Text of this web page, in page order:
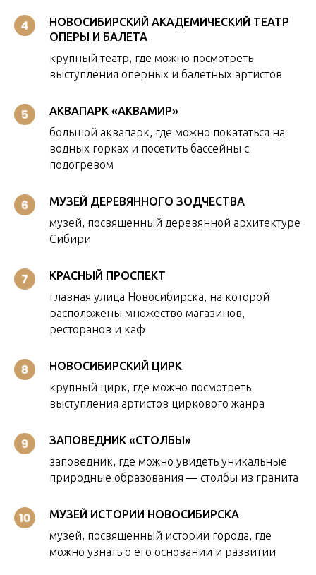
НОВОСИБИРСКИЙ АКАДЕМИЧЕСКИЙ ТЕАТР
ОПЕРЫ И БАЛЕТА
крупный театр, где можно посмотреть
выступления оперных и балетных артистов
АКВАПАРК «АКВАМИР»
большой аквапарк, где можно покататься на
водных горках и посетить бассейны с
подогревом
МУЗЕЙ ДЕРЕВЯННОГО ЗОДЧЕСТВА
музей, посвященный деревянной архитектуре
Сибири
КРАСНЫЙ ПРОСПЕКТ
главная улица Новосибирска, на которой
расположены множество магазинов,
ресторанов и каф
НОВОСИБИРСКИЙ ЦИРК
крупный цирк, где можно посмотреть
выступления артистов циркового жанра
ЗАПОВЕДНИК «СТОЛБЫ»
заповедник, где можно увидеть уникальные
природные образования — столбы из гранита
МУЗЕЙ ИСТОРИИ НОВОСИБИРСКА
музей, посвященный истории города, где
можно узнать о его основании и развитии